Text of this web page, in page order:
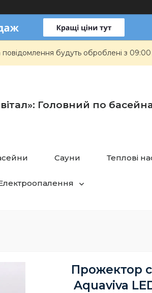
повідомлення будуть оброблені з
Головний по
Сауни Теплові
Прожектор
Aquaviva